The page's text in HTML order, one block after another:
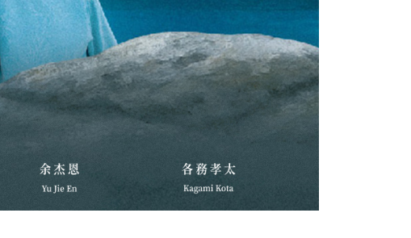
延滞納金が加算されます。未成年の利用者は、事前に法定代理人または
後見人の同意を得ればAFTEEをご利用いただけます。
個人情報の処理、利用について疑問がある、または関連する法律の権利
を行使したい場合は、ネットプロテクションズ
cs_tw@netprotections.co.jp にご連絡ください。上記に示した個人情報
を、必要な購入注文書とあわせてAFTEEにご提供いただく、または
AFTEEにあなたの個人情報の収集、処理、利用を許可することににご同
意いただけない場合は、当サービスを選択しないでください。